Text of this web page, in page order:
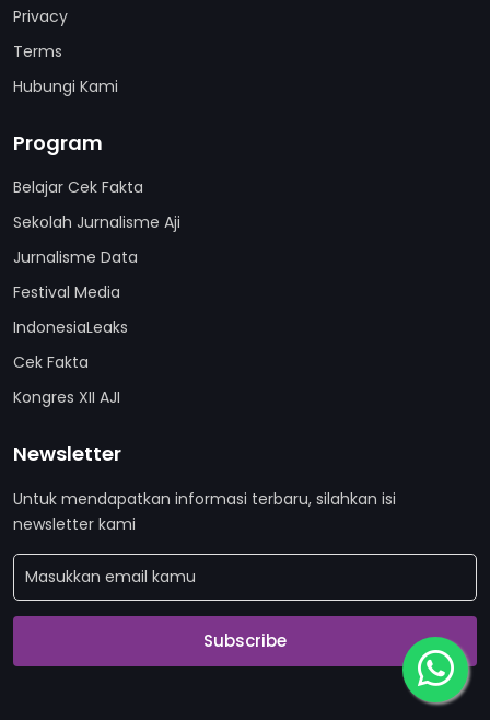
Privacy
Terms
Hubungi Kami
Program
Belajar Cek Fakta
Sekolah Jurnalisme Aji
Jurnalisme Data
Festival Media
IndonesiaLeaks
Cek Fakta
Kongres XII AJI
Newsletter
Untuk mendapatkan informasi terbaru, silahkan isi
newsletter kami
Subscribe